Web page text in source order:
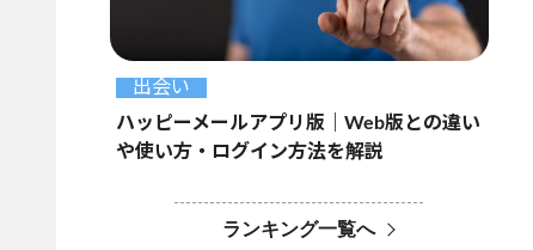
出会い
ハッピーメールアプリ版｜Web版との違い
や使い方・ログイン方法を解説
ランキング一覧へ